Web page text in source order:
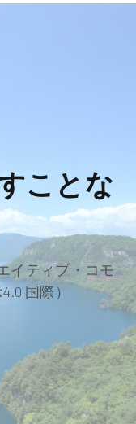
ことな
イティブ・コモ
国際）